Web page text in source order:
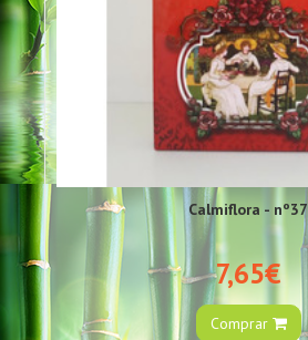
Calmiflora - nº37
7,65€
Comprar